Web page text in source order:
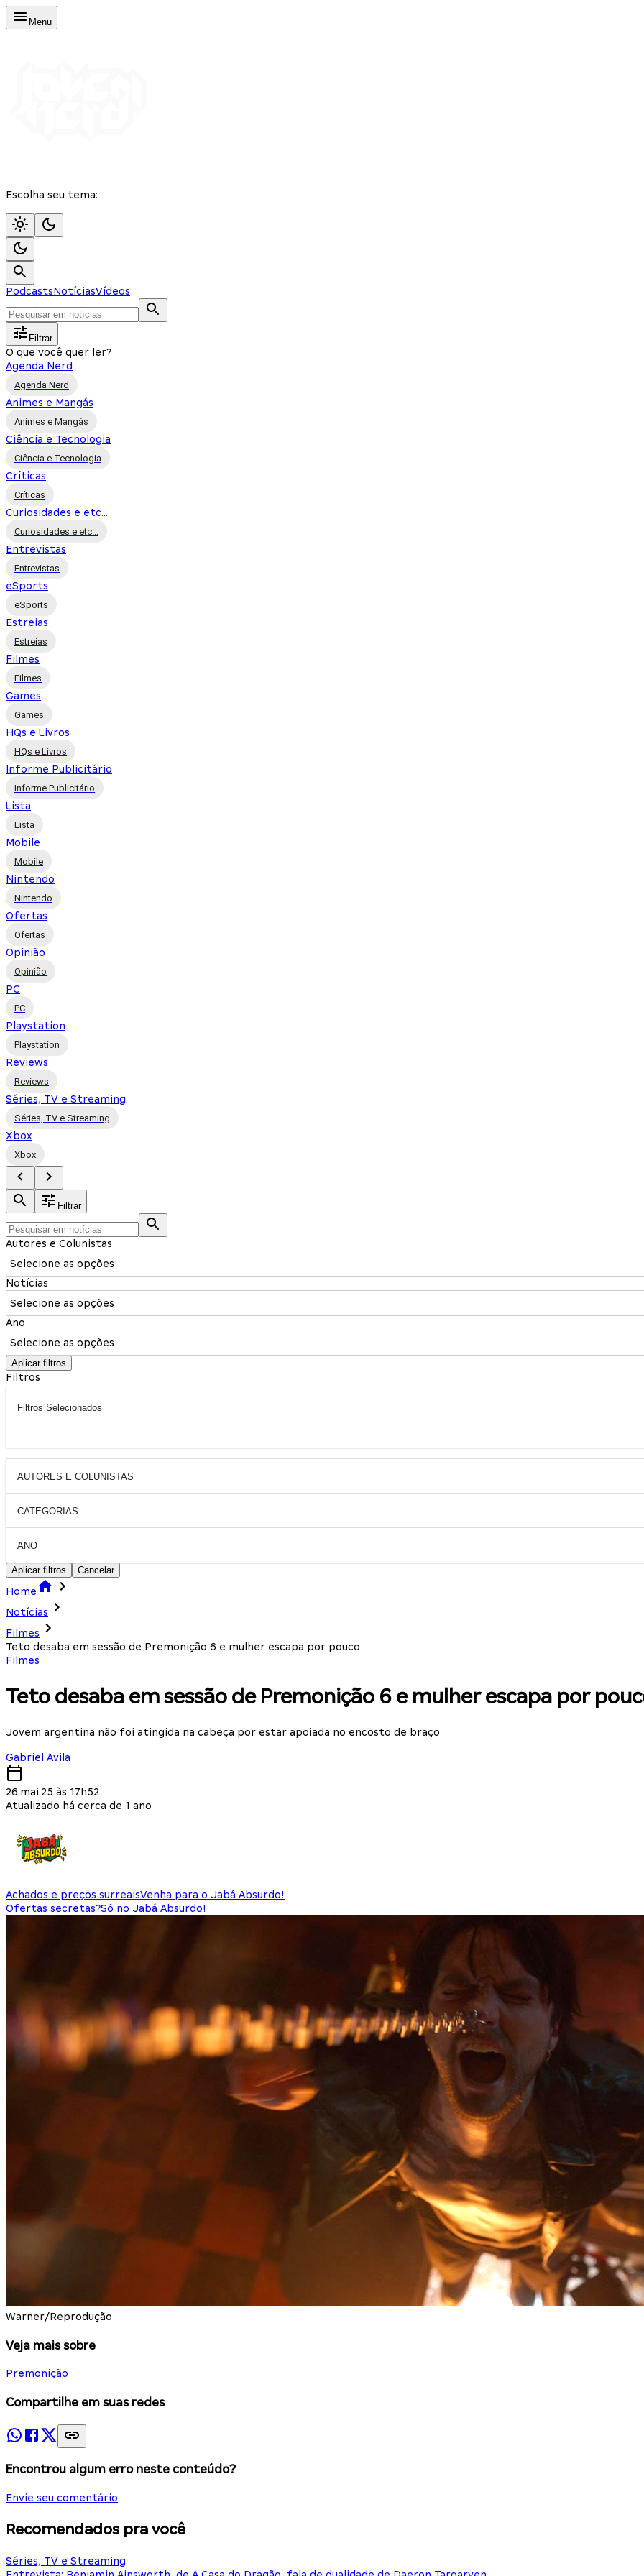
Menu
Escolha seu tema:
PodcastsNotíciasVídeos
Filtrar
O que você quer ler?
Agenda Nerd
Agenda Nerd
Animes e Mangás
Animes e Mangás
Ciência e Tecnologia
Ciência e Tecnologia
Críticas
Críticas
Curiosidades e etc...
Curiosidades e etc...
Entrevistas
Entrevistas
eSports
eSports
Estreias
Estreias
Filmes
Filmes
Games
Games
HQs e Livros
HQs e Livros
Informe Publicitário
Informe Publicitário
Lista
Lista
Mobile
Mobile
Nintendo
Nintendo
Ofertas
Ofertas
Opinião
Opinião
PC
PC
Playstation
Playstation
Reviews
Reviews
Séries, TV e Streaming
Séries, TV e Streaming
Xbox
Xbox
Filtrar
Autores e Colunistas
Selecione as opções
Notícias
Selecione as opções
Ano
Selecione as opções
Aplicar filtros
Filtros
Filtros Selecionados
AUTORES E COLUNISTAS
CATEGORIAS
ANO
Aplicar filtros Cancelar
Home
Notícias
Filmes
Teto desaba em sessão de Premonição 6 e mulher escapa por pouco
Filmes
Teto desaba em sessão de Premonição 6 e mulher escapa por
Jovem argentina não foi atingida na cabeça por estar apoiada no encosto de braço
Gabriel Avila
26.mai.25 às 17h52
Atualizado há cerca de 1 ano
Achados e preços surreaisVenha para o Jabá Absurdo!
Ofertas secretas?Só no Jabá Absurdo!
Warner/Reprodução
Veja mais sobre
Premonição
Compartilhe em suas redes
Encontrou algum erro neste conteúdo?
Envie seu comentário
Recomendados pra você
Séries, TV e Streaming